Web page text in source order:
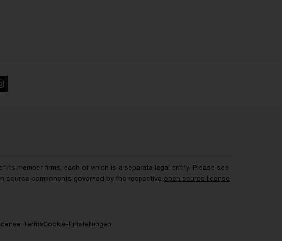
member firms, each of which is a separate legal entity. Please see
source components governed by the respective open source license
TermsCookie-Einstellungen